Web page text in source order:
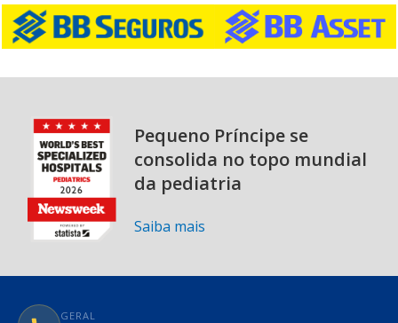
Pequeno Príncipe se
consolida no topo mundial
da pediatria
Saiba mais
GERAL